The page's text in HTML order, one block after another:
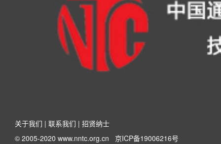
关于我们 | 联系我们 | 招贤纳士
© 2005-2020 www.nntc.org.cn 京ICP备19006216号